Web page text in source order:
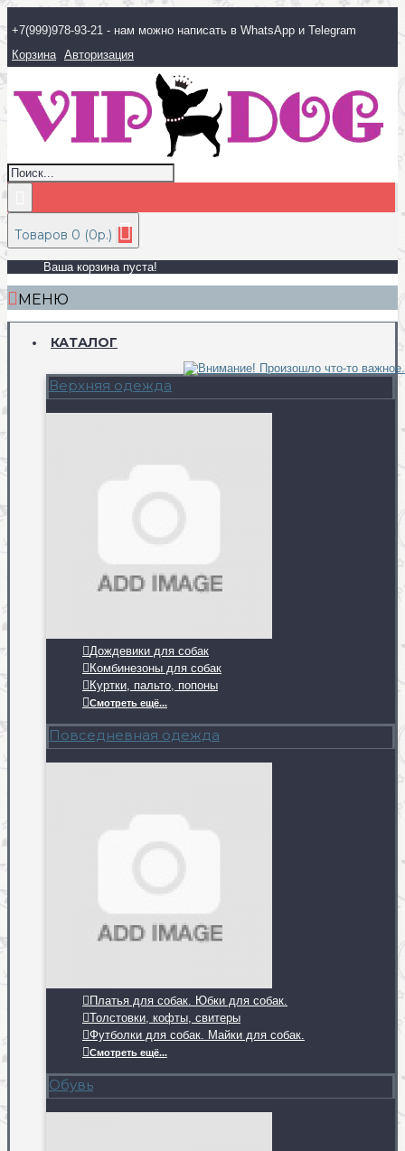
+7(999)978-93-21 - нам можно написать в WhatsApp и Telegram
Корзина Авторизация
Товаров 0 (0р.)
Ваша корзина пуста!
МЕНЮ
КАТАЛОГ
Верхняя одежда
Дождевики для собак
Комбинезоны для собак
Куртки, пальто, попоны
Смотреть ещё...
Повседневная одежда
Платья для собак. Юбки для собак.
Толстовки, кофты, свитеры
Футболки для собак. Майки для собак.
Смотреть ещё...
Обувь